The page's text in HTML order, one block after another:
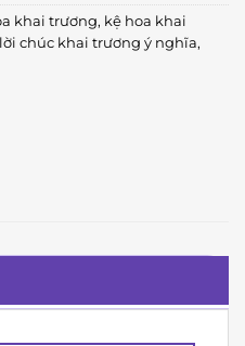
khai trương, kệ hoa khai
lời chúc khai trương ý nghĩa,